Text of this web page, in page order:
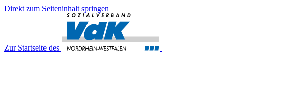
Direkt zum Seiteninhalt springen
Zur Startseite des